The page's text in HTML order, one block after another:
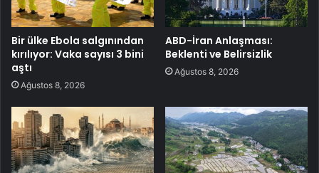
Bir ülke Ebola salgınından
kırılıyor: Vaka sayısı 3 bini
aştı
Ağustos 8, 2026
ABD-İran Anlaşması:
Beklenti ve Belirsizlik
Ağustos 8, 2026